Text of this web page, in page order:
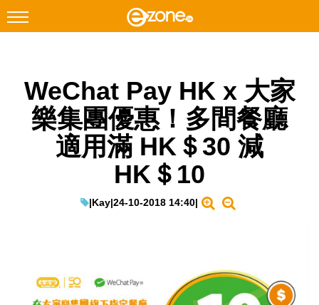
Facebook Instagram
科技焦點
生成式AI與雲端應用
WeChat Pay HK x 大家
樂集團優惠！多間餐廳
適用滿 HK＄30 減
HK＄10
|Kay|24-10-2018 14:40|